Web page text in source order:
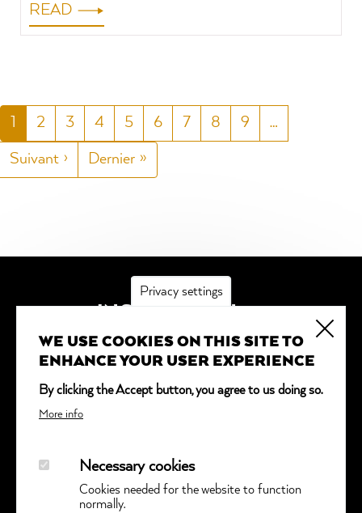
READ
PAGINATION
Page
courante
1 Page
2 Page
3 Page
4 Page
5 Page
6 Page
7 Page
8 Page
9 …
Page
suivante
Suivant ›
Dernière
page
Dernier »
INSCRIPTION
*obligatoire
Adresse email*
Privacy settings
WE USE COOKIES ON THIS SITE TO
ENHANCE YOUR USER EXPERIENCE
By clicking the Accept button, you agree to us doing so.
More info
Necessary cookies
Cookies needed for the website to function
normally.